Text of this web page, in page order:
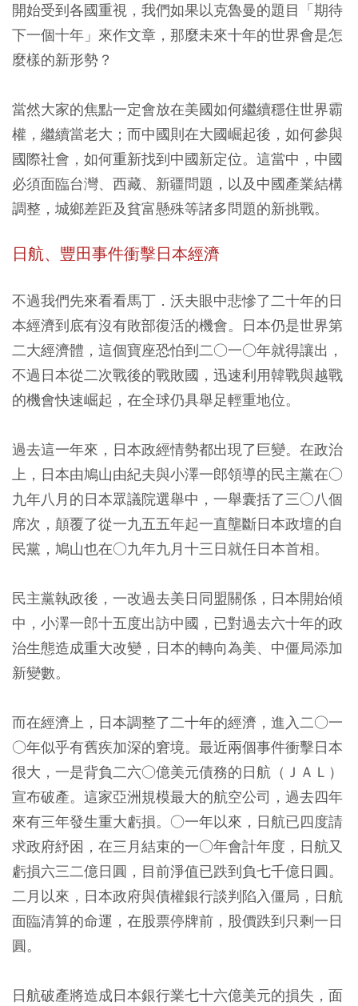
開始受到各國重視，我們如果以克魯曼的題目「期待
下一個十年」來作文章，那麼未來十年的世界會是怎
麼樣的新形勢？
當然大家的焦點一定會放在美國如何繼續穩住世界霸
權，繼續當老大；而中國則在大國崛起後，如何參與
國際社會，如何重新找到中國新定位。這當中，中國
必須面臨台灣、西藏、新疆問題，以及中國產業結構
調整，城鄉差距及貧富懸殊等諸多問題的新挑戰。
日航、豐田事件衝擊日本經濟
不過我們先來看看馬丁．沃夫眼中悲慘了二十年的日
本經濟到底有沒有敗部復活的機會。日本仍是世界第
二大經濟體，這個寶座恐怕到二○一○年就得讓出，
不過日本從二次戰後的戰敗國，迅速利用韓戰與越戰
的機會快速崛起，在全球仍具舉足輕重地位。
過去這一年來，日本政經情勢都出現了巨變。在政治
上，日本由鳩山由紀夫與小澤一郎領導的民主黨在○
九年八月的日本眾議院選舉中，一舉囊括了三○八個
席次，顛覆了從一九五五年起一直壟斷日本政壇的自
民黨，鳩山也在○九年九月十三日就任日本首相。
民主黨執政後，一改過去美日同盟關係，日本開始傾
中，小澤一郎十五度出訪中國，已對過去六十年的政
治生態造成重大改變，日本的轉向為美、中僵局添加
新變數。
而在經濟上，日本調整了二十年的經濟，進入二○一
○年似乎有舊疾加深的窘境。最近兩個事件衝擊日本
很大，一是背負二六○億美元債務的日航（ＪＡＬ）
宣布破產。這家亞洲規模最大的航空公司，過去四年
來有三年發生重大虧損。○一年以來，日航已四度請
求政府紓困，在三月結束的一○年會計年度，日航又
虧損六三二億日圓，目前淨值已跌到負七千億日圓。
二月以來，日本政府與債權銀行談判陷入僵局，日航
面臨清算的命運，在股票停牌前，股價跌到只剩一日
圓。
日航破產將造成日本銀行業七十六億美元的損失，面